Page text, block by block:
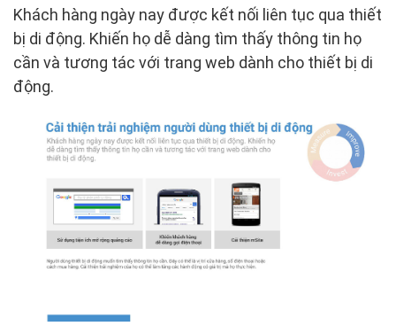
Khách hàng ngày nay được kết nối liên tục qua thiết
bị di động. Khiến họ dễ dàng tìm thấy thông tin họ
cần và tương tác với trang web dành cho thiết bị di
động.